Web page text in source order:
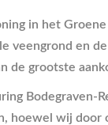
in het
veengrond en
de grootste
hoewel wij